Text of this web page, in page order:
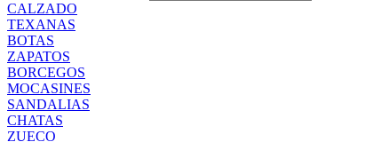
CALZADO
TEXANAS
BOTAS
ZAPATOS
BORCEGOS
MOCASINES
SANDALIAS
CHATAS
ZUECO